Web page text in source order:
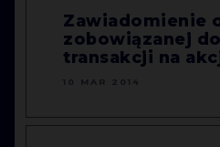
Zawiadomienie
zobowiązanej
transakcji na